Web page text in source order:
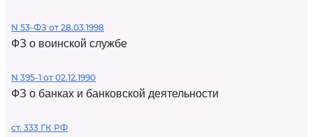
N 53-ФЗ от 28.03.1998
ФЗ о воинской службе
N 395-1 от 02.12.1990
ФЗ о банках и банковской деятельности
ст. 333 ГК РФ